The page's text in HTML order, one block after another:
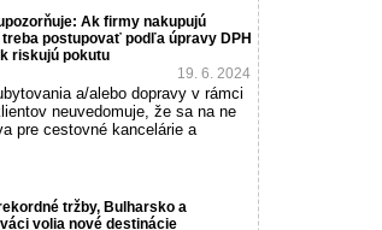
Ak firmy nakupujú
postupovať podľa úpravy DPH
riskujú pokutu
19. 6. 2024
a/alebo dopravy v rámci
neuvedomuje, že sa na ne
pre cestovné kancelárie a
tržby, Bulharsko a
volia nové destinácie